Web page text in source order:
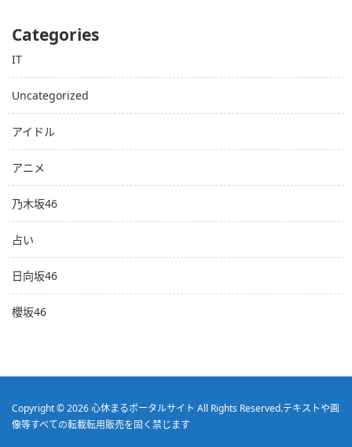
Categories
IT
Uncategorized
アイドル
アニメ
乃木坂46
占い
日向坂46
櫻坂46
Copyright © 2026心休まるポータルサイト All Rights Reserved.テキストや画
像等すべての転載転用販売を固く禁じます